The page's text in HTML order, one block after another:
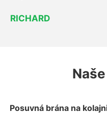
RICHARD
Posuvná brána na